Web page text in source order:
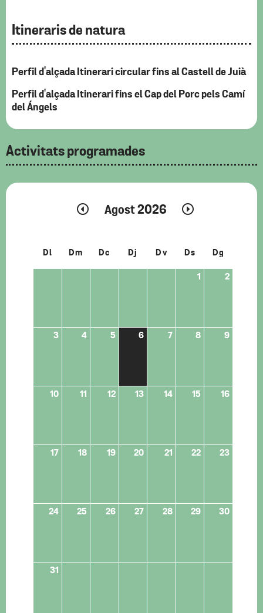
Itineraris de natura
Perfil d'alçada Itinerari circular fins al Castell de Juià
Perfil d'alçada Itinerari fins el Cap del Porc pels Camí
del Ángels
Activitats programades
Agost 2026
Dl Dm Dc Dj Dv Ds Dg
1 2
3 4 5 6 7 8 9
10 11 12 13 14 15 16
17 18 19 20 21 22 23
24 25 26 27 28 29 30
31